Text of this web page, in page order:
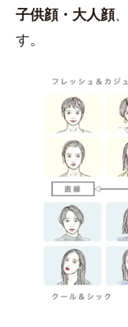
子供顔・大人顔、
す。